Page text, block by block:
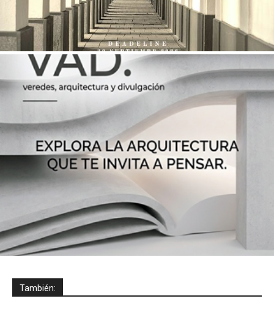
También: